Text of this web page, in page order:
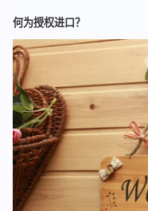
何为授权进口？